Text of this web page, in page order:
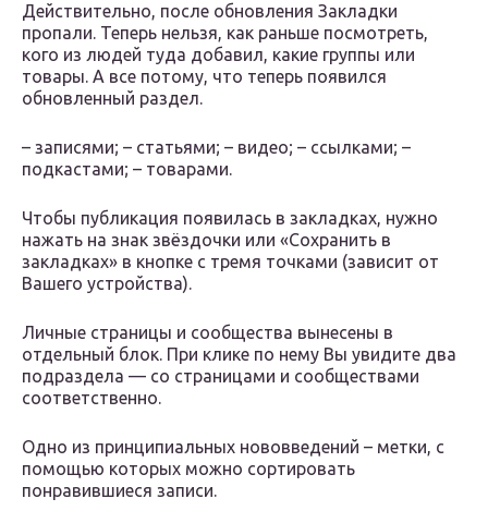
Действительно, после обновления Закладки
пропали. Теперь нельзя, как раньше посмотреть,
кого из людей туда добавил, какие группы или
товары. А все потому, что теперь появился
обновленный раздел.
– записями; – статьями; – видео; – ссылками; –
подкастами; – товарами.
Чтобы публикация появилась в закладках, нужно
нажать на знак звёздочки или «Сохранить в
закладках» в кнопке с тремя точками (зависит от
Вашего устройства).
Личные страницы и сообщества вынесены в
отдельный блок. При клике по нему Вы увидите два
подраздела — со страницами и сообществами
соответственно.
Одно из принципиальных нововведений – метки, с
помощью которых можно сортировать
понравившиеся записи.